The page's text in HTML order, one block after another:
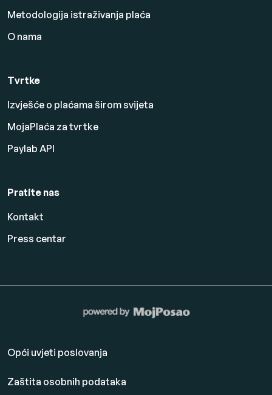
Metodologija istraživanja plaća
O nama
Tvrtke
Izvješće o plaćama širom svijeta
MojaPlaća za tvrtke
Paylab API
Pratite nas
Kontakt
Press centar
Opći uvjeti poslovanja
Zaštita osobnih podataka